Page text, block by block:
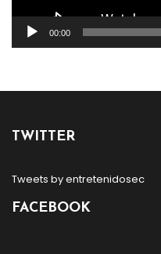
00:00
TWITTER
Tweets by entretenidosec
FACEBOOK